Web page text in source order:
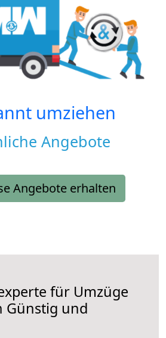
umziehen
Angebote
Angebote erhalten
für Umzüge
Günstig und